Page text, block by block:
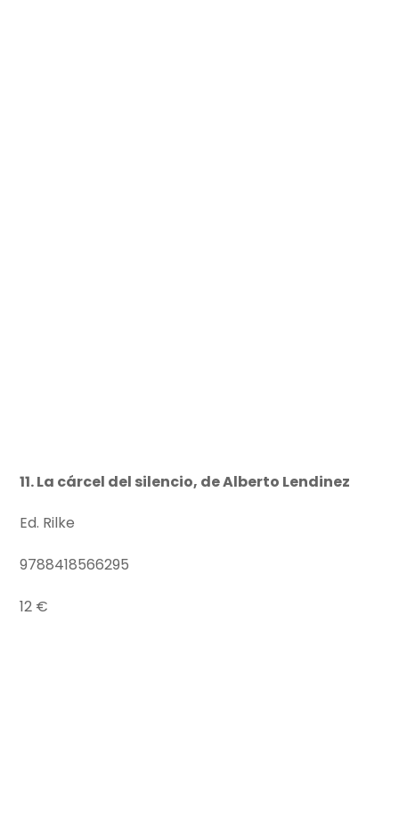
11. La cárcel del silencio, de Alberto Lendinez
Ed. Rilke
9788418566295
12 €